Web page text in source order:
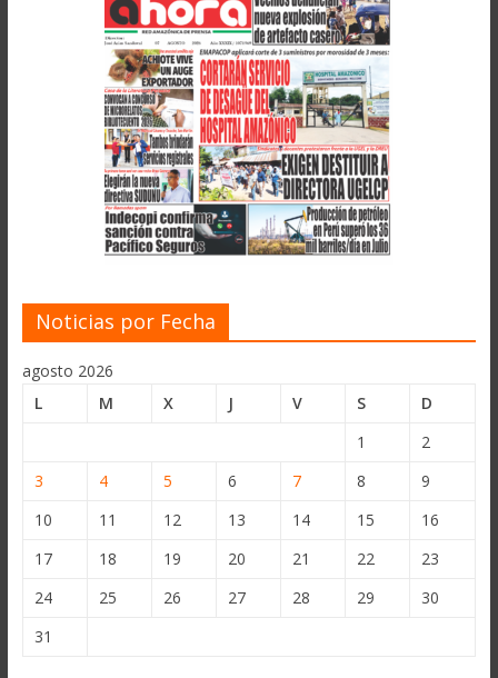
Noticias por Fecha
agosto 2026
L
M X J V S
D
1
2
3
4 5 6 7 8
9
10
11 12 13 14 15
16
17
18 19 20 21 22
23
24
25 26 27 28 29
30
31